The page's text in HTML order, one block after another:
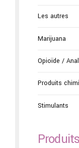
Les autres
Marijuana
Opioïde /
Produits
Stimulants